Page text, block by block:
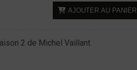
quantité
de
Michel
AJOUTER AU PANIER
2 de Michel Vaillant.